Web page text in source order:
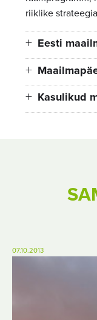
riiklike
Eesti
Kasulikud
07.10.2013